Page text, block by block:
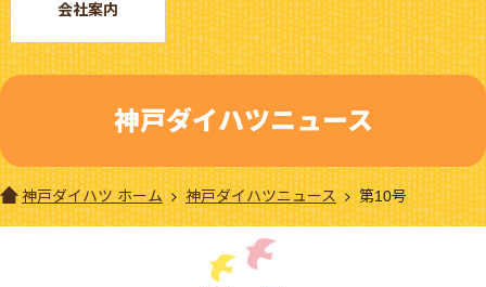
会社案内
神戸ダイハツニュース
神戸ダイハツ ホーム 神戸ダイハツニュース 第10号